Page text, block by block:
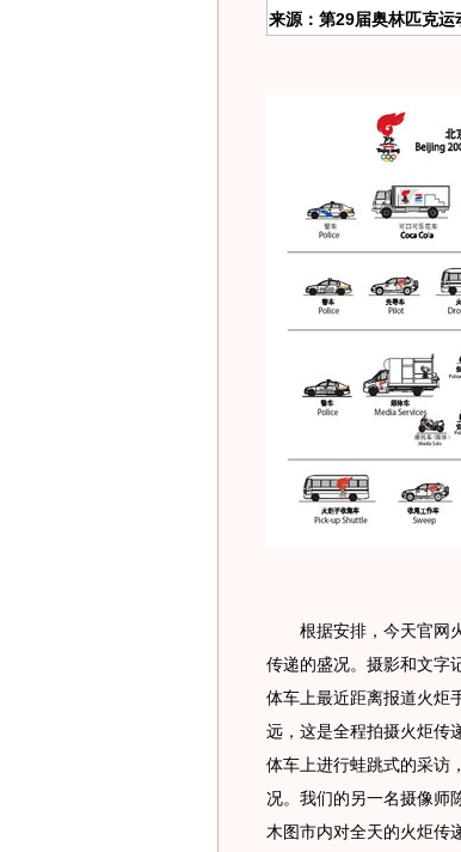
来源：第29届奥林匹克
根据安排，今天官网火
传递的盛况。摄影和文字
体车上最近距离报道火炬
远，这是全程拍摄火炬传
体车上进行蛙跳式的采访
况。我们的另一名摄像师
木图市内对全天的火炬传